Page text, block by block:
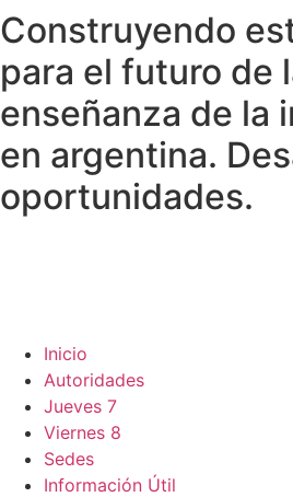
Construyendo
para el futuro de
enseñanza de la
en argentina.
oportunidades.
Inicio
Autoridades
Jueves 7
Viernes 8
Sedes
Información Útil